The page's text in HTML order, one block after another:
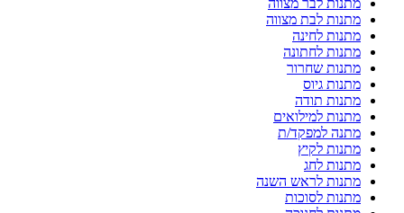
מתנות לבר מצווה
מתנות לבת מצווה
מתנות לחינה
מתנות לחתונה
מתנות שחרור
מתנות גיוס
מתנות תודה
מתנות למילואים
מתנה למפקד/ת
מתנות לקיץ
מתנות לחג
מתנות לראש השנה
מתנות לסוכות